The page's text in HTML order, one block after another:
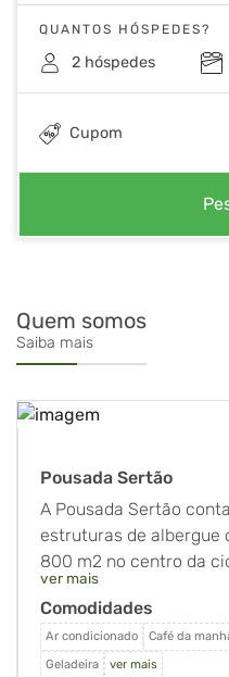
QUANTOS HÓSPEDES?
2 hóspedes
Cupom
Quem somos
Saiba mais
Pousada Sertão
A Pousada Sertão
estruturas de albergue
800 m2 no centro da
interno monitorado
cozinha compartilhada
em todos os quartos e
manhã, colchões d33 e
ver mais
Comodidades
Ar condicionado Café da
Geladeira
ver mais